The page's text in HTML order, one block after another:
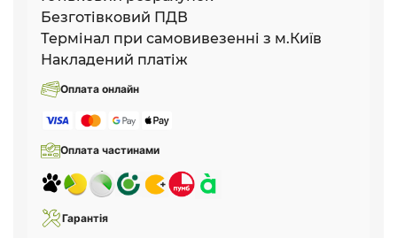
Безготівковий ПДВ
Термінал при самовивезенні з м.Київ
Накладений платіж
Оплата онлайн
Оплата частинами
Гарантія